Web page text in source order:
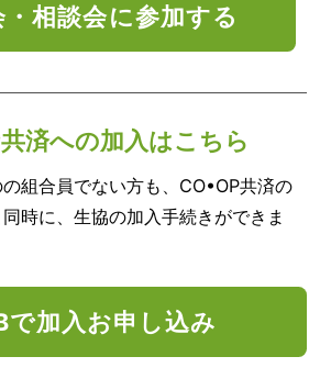
・相談会に参加する
済への加入はこちら
組合員でない方も、CO•OP共済の
時に、生協の加入手続きができま
で加入お申し込み